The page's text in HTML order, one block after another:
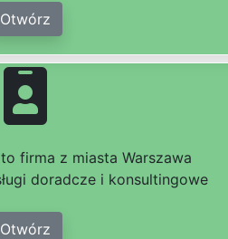
Otwórz
firma z miasta Warszawa
doradcze i konsultingowe
Otwórz